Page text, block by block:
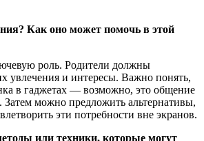
Как оно может помочь в этой
роль. Родители должны
увлечения и интересы. Важно понять,
в гаджетах — возможно, это общение
Затем можно предложить альтернативы,
эти потребности вне экранов.
или техники, которые могут